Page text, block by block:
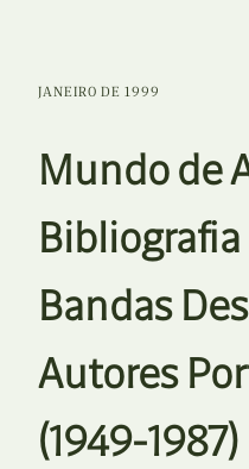
JANEIRO DE 1999
Mundo de
Bandas
Autores
(1949-1987)